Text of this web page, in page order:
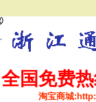
全国免费
淘宝商城: